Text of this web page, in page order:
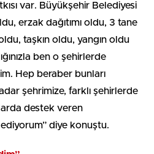
var. Büyükşehir Belediyesi
erzak dağıtımı oldu, 3 tane
taşkın oldu, yangın oldu
ben o şehirlerde
Hep beraber bunları
şehrimize, farklı şehirlerde
destek veren
diye konuştu.